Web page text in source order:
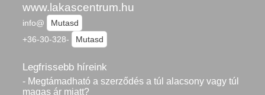
www.lakascentrum.hu
info@
Mutasd
+36-30-328-
Mutasd
Legfrissebb híreink
- Megtámadható a szerződés a túl alacsony vagy túl
magas ár miatt?